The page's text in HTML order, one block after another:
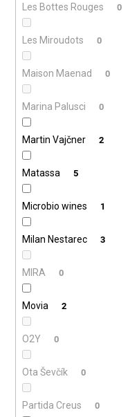
Les Bottes Rouges 0
Les Miroudots 0
Maison Maenad 0
Marina Palusci 0
Martin Vajčner 2
Matassa 5
Microbio wines 1
Milan Nestarec 3
MIRA 0
Movia 2
O2Y 0
Ota Ševčík 0
Partida Creus 0